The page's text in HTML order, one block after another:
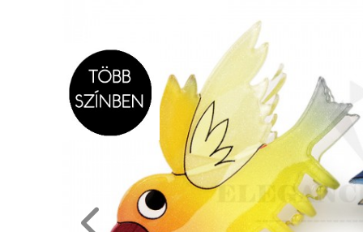
MÉRETTÁBLÁZAT
MUNKA-
DÍSZDOBOZOS
TERMÉKEK